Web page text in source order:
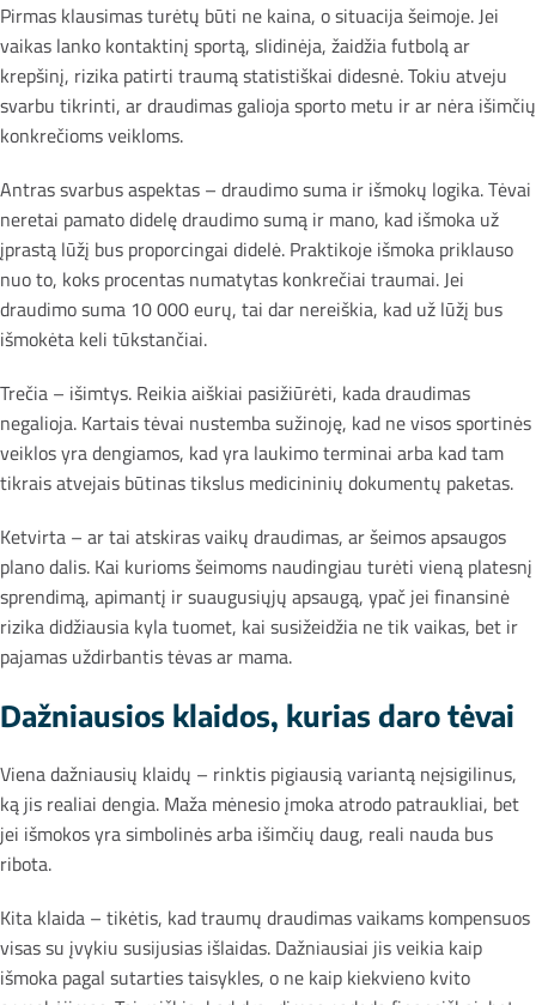
Pirmas klausimas turėtų būti ne kaina, o situacija šeimoje. Jei
vaikas lanko kontaktinį sportą, slidinėja, žaidžia futbolą ar
krepšinį, rizika patirti traumą statistiškai didesnė. Tokiu atveju
svarbu tikrinti, ar draudimas galioja sporto metu ir ar nėra išimčių
konkrečioms veikloms.
Antras svarbus aspektas – draudimo suma ir išmokų logika. Tėvai
neretai pamato didelę draudimo sumą ir mano, kad išmoka už
įprastą lūžį bus proporcingai didelė. Praktikoje išmoka priklauso
nuo to, koks procentas numatytas konkrečiai traumai. Jei
draudimo suma 10 000 eurų, tai dar nereiškia, kad už lūžį bus
išmokėta keli tūkstančiai.
Trečia – išimtys. Reikia aiškiai pasižiūrėti, kada draudimas
negalioja. Kartais tėvai nustemba sužinoję, kad ne visos sportinės
veiklos yra dengiamos, kad yra laukimo terminai arba kad tam
tikrais atvejais būtinas tikslus medicininių dokumentų paketas.
Ketvirta – ar tai atskiras vaikų draudimas, ar šeimos apsaugos
plano dalis. Kai kurioms šeimoms naudingiau turėti vieną platesnį
sprendimą, apimantį ir suaugusiųjų apsaugą, ypač jei finansinė
rizika didžiausia kyla tuomet, kai susižeidžia ne tik vaikas, bet ir
pajamas uždirbantis tėvas ar mama.
Dažniausios klaidos, kurias daro tėvai
Viena dažniausių klaidų – rinktis pigiausią variantą neįsigilinus,
ką jis realiai dengia. Maža mėnesio įmoka atrodo patraukliai, bet
jei išmokos yra simbolinės arba išimčių daug, reali nauda bus
ribota.
Kita klaida – tikėtis, kad traumų draudimas vaikams kompensuos
visas su įvykiu susijusias išlaidas. Dažniausiai jis veikia kaip
išmoka pagal sutarties taisykles, o ne kaip kiekvieno kvito